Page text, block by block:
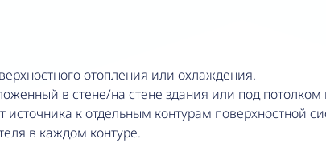
отопления или охлаждения.
в стене/на стене здания или под потолком
источника к отдельным контурам поверхностной
в каждом контуре.